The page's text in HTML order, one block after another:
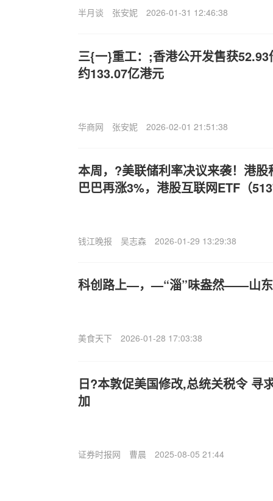
半月谈 张安妮 2026-01-31 12:46:38
三{一}重工：;香港公开发售获
约133.07亿港元
华商网 张安妮 2026-02-01 21:51:38
本周，?美联储利率决议来袭！港
巴巴再涨3%，港股互联网ETF（
钱江晚报 吴志森 2026-01-29 13:29:38
科创路上—，—“淄”味盎然——山东
美食天下 2026-01-28 17:03:38
日?本敦促美国修改,总统关税令 寻
加
证券时报网 曹晨 2025-08-05 21:44